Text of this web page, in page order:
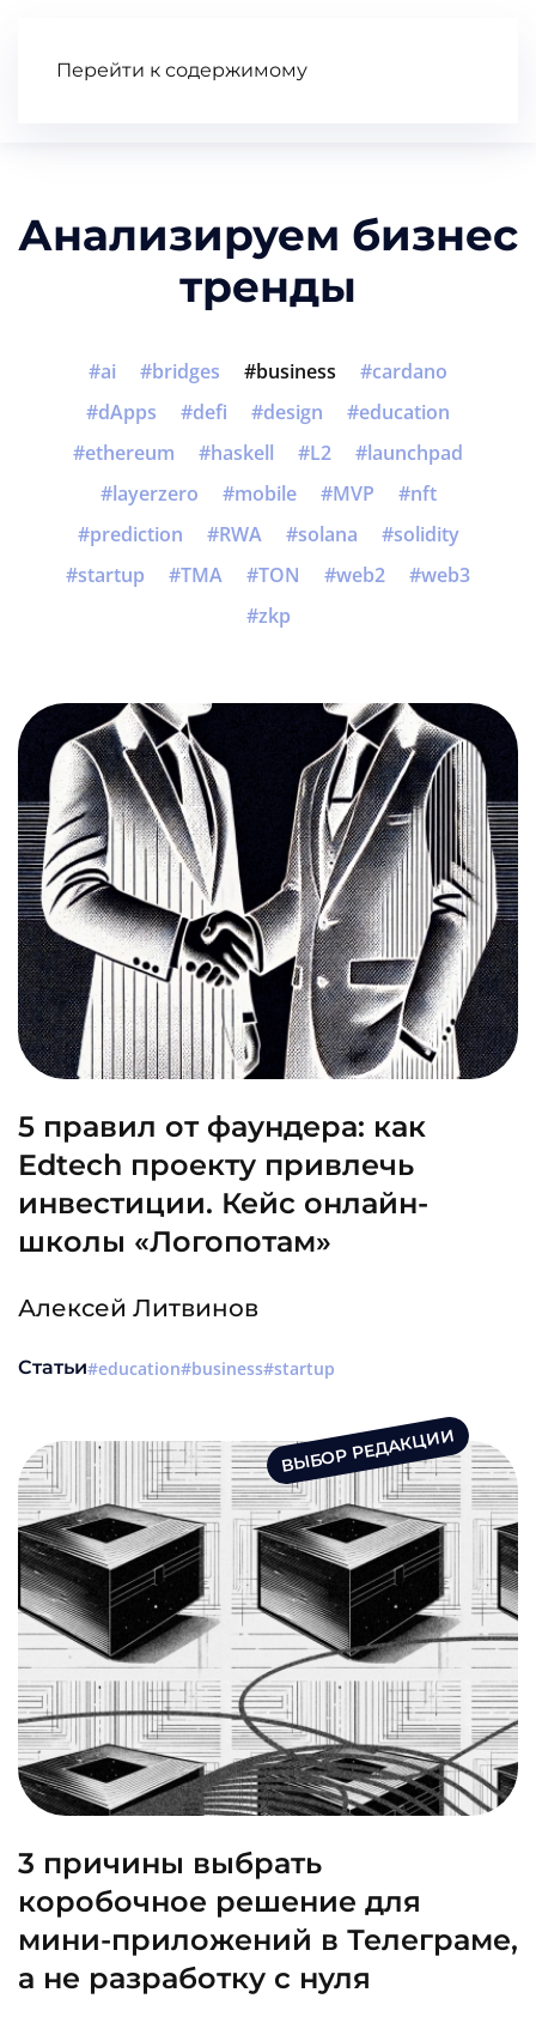
Перейти к содержимому
Анализируем бизнес
тренды
ai bridges business
cardano
dApps
defi design
education
ethereum
haskell L2
launchpad
layerzero
mobile MVP
nft
prediction
RWA solana
solidity
startup
TMA TON web2
web3
zkp
5 правил от фаундера: как
Edtech проекту привлечь
инвестиции. Кейс онлайн-
школы «Логопотам»
Алексей Литвинов
Статьи education business startup
ВЫБОР РЕДАКЦИИ
3 причины выбрать
коробочное решение для
мини-приложений в Телеграме,
а не разработку с нуля